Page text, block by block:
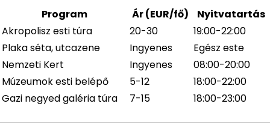
Program
Ár (EUR/fő)
Nyitvatartás
Akropolisz esti túra
20-30
19:00-22:00
Plaka séta, utcazene
Ingyenes
Egész este
Nemzeti Kert
Ingyenes
08:00-20:00
Múzeumok esti belépő
5-12
18:00-22:00
Gazi negyed galéria túra
7-15 18:00-23:00